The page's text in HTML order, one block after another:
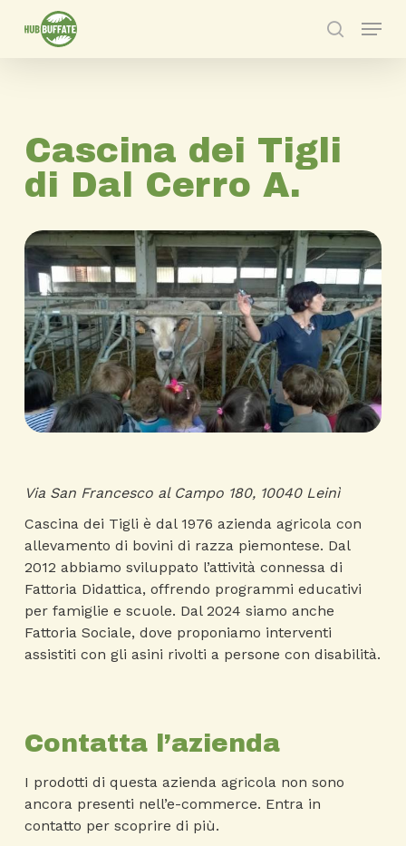
search
Menu
Cascina dei Tigli
di Dal Cerro A.
Via San Francesco al Campo 180, 10040 Leinì
Cascina dei Tigli è dal 1976 azienda agricola con
allevamento di bovini di razza piemontese. Dal
2012 abbiamo sviluppato l’attività connessa di
Fattoria Didattica, offrendo programmi educativi
per famiglie e scuole. Dal 2024 siamo anche
Fattoria Sociale, dove proponiamo interventi
assistiti con gli asini rivolti a persone con disabilità.
Contatta l’azienda
I prodotti di questa azienda agricola non sono
ancora presenti nell’e-commerce. Entra in
contatto per scoprire di più.